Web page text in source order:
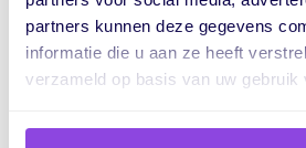
partners kunnen deze gegevens
informatie die u aan ze heeft
verzameld op basis van uw gebruik
Wat is jouw favoriete
lekker te ontspannen
werkdag?